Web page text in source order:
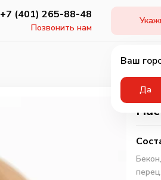
+7 (401) 265-88-48
Позвонить нам
Ваш
Да
Бекон,
перец,